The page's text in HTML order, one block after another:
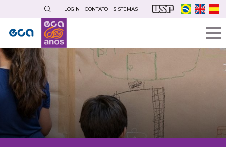
conteúdo
principal
LOGIN CONTATO SISTEMAS